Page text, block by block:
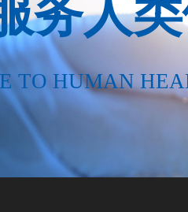
务人
TO HUMAN